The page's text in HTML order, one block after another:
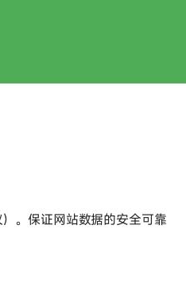
。保证网站数据的安全可靠